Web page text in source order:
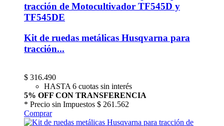
tracción de Motocultivador TF545D y
TF545DE
Kit de ruedas metálicas Husqvarna para
tracción...
$ 316.490
HASTA 6 cuotas sin interés
5% OFF CON TRANSFERENCIA
* Precio sin Impuestos $ 261.562
Comprar